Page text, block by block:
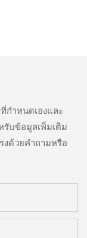
กำหนดเองและ
รับข้อมูลเพิ่มเติม
งด้วยคำถามหรือ